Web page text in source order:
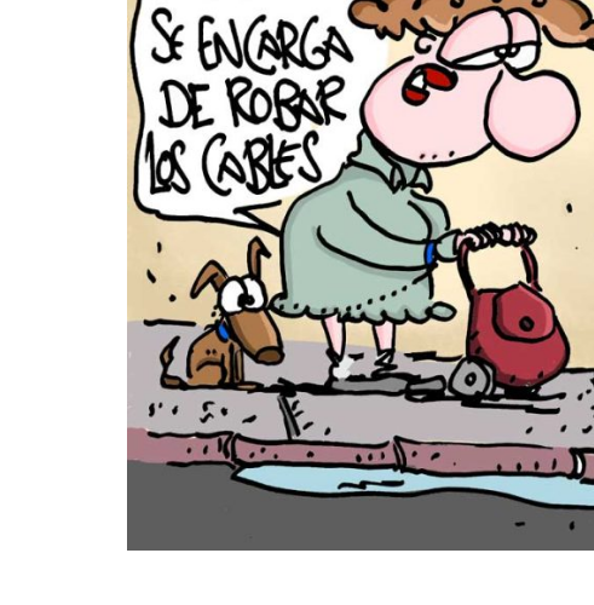
«La reforma
60º aniversario de Acción.
Periodismo con historia